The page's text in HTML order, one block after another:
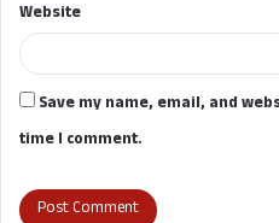
Website
Save my name, email, and
time I comment.